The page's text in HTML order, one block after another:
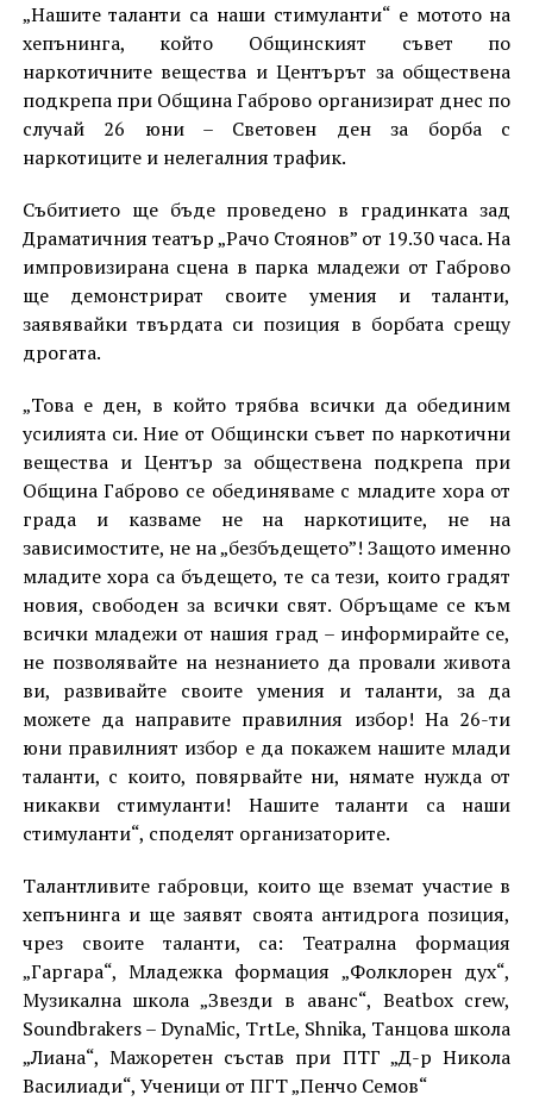
„Нашите таланти са наши стимуланти“ е мотото на
хепънинга, който Общинският съвет по
наркотичните вещества и Центърът за обществена
подкрепа при Община Габрово организират днес по
случай 26 юни – Световен ден за борба с
наркотиците и нелегалния трафик.
Събитието ще бъде проведено в градинката зад
Драматичния театър „Рачо Стоянов” от 19.30 часа. На
импровизирана сцена в парка младежи от Габрово
ще демонстрират своите умения и таланти,
заявявайки твърдата си позиция в борбата срещу
дрогата.
„Това е ден, в който трябва всички да обединим
усилията си. Ние от Общински съвет по наркотични
вещества и Център за обществена подкрепа при
Община Габрово се обединяваме с младите хора от
града и казваме не на наркотиците, не на
зависимостите, не на „безбъдещето”! Защото именно
младите хора са бъдещето, те са тези, които градят
новия, свободен за всички свят. Обръщаме се към
всички младежи от нашия град – информирайте се,
не позволявайте на незнанието да провали живота
ви, развивайте своите умения и таланти, за да
можете да направите правилния избор! На 26-ти
юни правилният избор е да покажем нашите млади
таланти, с които, повярвайте ни, нямате нужда от
никакви стимуланти! Нашите таланти са наши
стимуланти“, споделят организаторите.
Талантливите габровци, които ще вземат участие в
хепънинга и ще заявят своята антидрога позиция,
чрез своите таланти, са: Театрална формация
„Гаргара“, Младежка формация „Фолклорен дух“,
Музикална школа „Звезди в аванс“, Beatbox crew,
Soundbrakers – DynaMic, TrtLe, Shnika, Танцова школа
„Лиана“, Мажоретен състав при ПТГ „Д-р Никола
Василиади“, Ученици от ПГТ „Пенчо Семов“